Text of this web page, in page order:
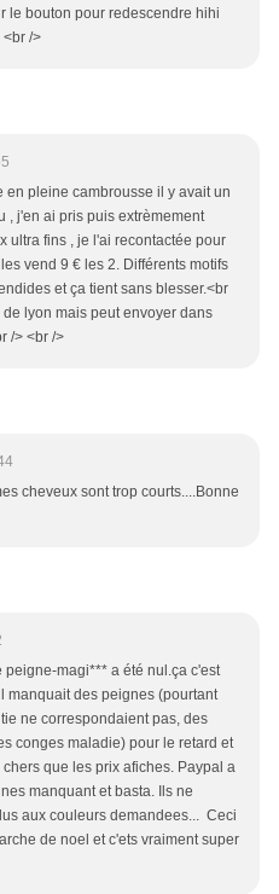
le bouton pour redescendre hihi
<br />
en pleine cambrousse il y avait un
, j'en ai pris puis extrèmement
ultra fins , je l'ai recontactée pour
vend 9 € les 2. Différents motifs
et ça tient sans blesser.<br
lyon mais peut envoyer dans
/> <br />
cheveux sont trop courts....Bonne
peigne-magi*** a été nul.ça c'est
manquait des peignes (pourtant
ne correspondaient pas, des
conges maladie) pour le retard et
chers que les prix afiches. Paypal a
manquant et basta. Ils ne
aux couleurs demandees... Ceci
de noel et c'ets vraiment super